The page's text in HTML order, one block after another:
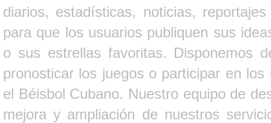
diarios, estadísticas, noticias,
para que los usuarios publiquen sus
o sus estrellas favoritas. Disponemos
pronosticar los juegos o participar en
el Béisbol Cubano. Nuestro equipo de
mejora y ampliación de nuestros